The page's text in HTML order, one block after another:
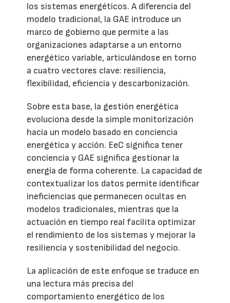
los sistemas energéticos. A diferencia del
modelo tradicional, la GAE introduce un
marco de gobierno que permite a las
organizaciones adaptarse a un entorno
energético variable, articulándose en torno
a cuatro vectores clave: resiliencia,
flexibilidad, eficiencia y descarbonización.
Sobre esta base, la gestión energética
evoluciona desde la simple monitorización
hacia un modelo basado en conciencia
energética y acción. EeC significa tener
conciencia y GAE significa gestionar la
energía de forma coherente. La capacidad de
contextualizar los datos permite identificar
ineficiencias que permanecen ocultas en
modelos tradicionales, mientras que la
actuación en tiempo real facilita optimizar
el rendimiento de los sistemas y mejorar la
resiliencia y sostenibilidad del negocio.
La aplicación de este enfoque se traduce en
una lectura más precisa del
comportamiento energético de los